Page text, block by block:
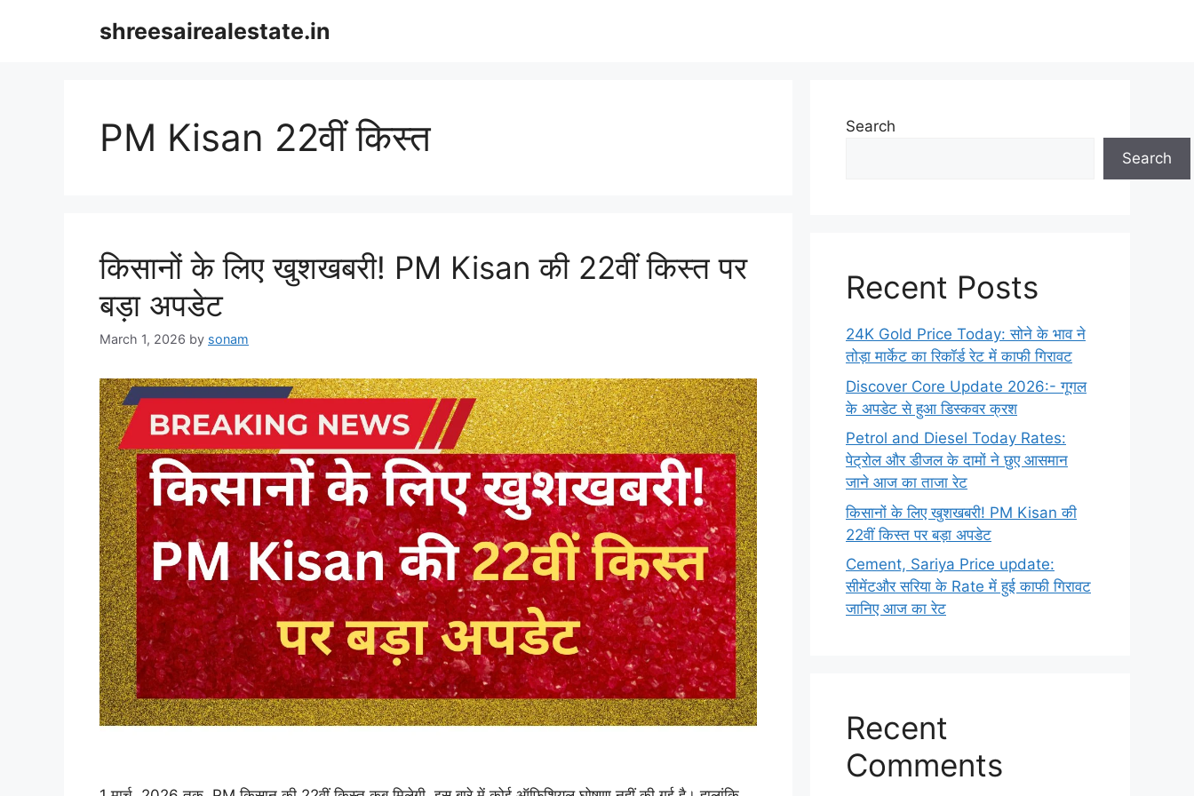
shreesairealestate.in
PM Kisan 22वीं किस्त
किसानों के लिए खुशखबरी! PM Kisan की 22वीं किस्त पर
बड़ा अपडेट
March 1, 2026 by sonam
Search
Search
Recent Posts
24K Gold Price Today: सोने के भाव ने
तोड़ा मार्केट का रिकॉर्ड रेट में काफी गिरावट
Discover Core Update 2026:- गूगल
के अपडेट से हुआ डिस्कवर क्रश
Petrol and Diesel Today Rates:
पेट्रोल और डीजल के दामों ने छुए आसमान
जाने आज का ताजा रेट
किसानों के लिए खुशखबरी! PM Kisan की
22वीं किस्त पर बड़ा अपडेट
Cement, Sariya Price update:
सीमेंटऔर सरिया के Rate में हुई काफी गिरावट
जानिए आज का रेट
Recent
Comments